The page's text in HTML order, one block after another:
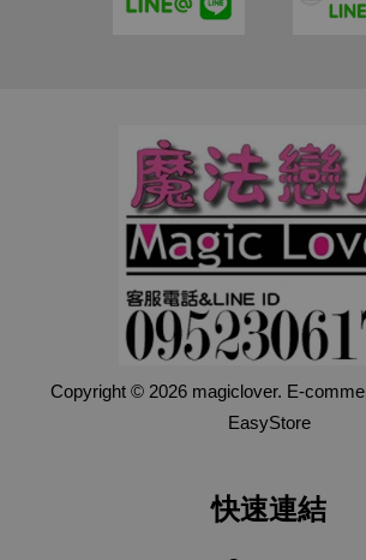
Copyright © 2026 magiclover. E-
EasyStore
快速連結